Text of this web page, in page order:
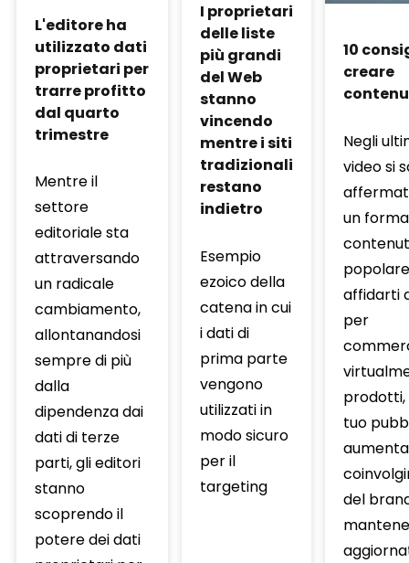
L'editore ha
utilizzato dati
proprietari per
trarre profitto
dal quarto
trimestre
Mentre il
settore
editoriale sta
attraversando
un radicale
cambiamento,
allontanandosi
sempre di più
dalla
dipendenza dai
dati di terze
parti, gli editori
stanno
scoprendo il
potere dei dati
I proprietari
delle liste
più grandi
del Web
stanno
vincendo
mentre i siti
tradizionali
restano
indietro
Esempio
ezoico della
catena in cui
i dati di
prima parte
vengono
utilizzati in
modo sicuro
per il
targeting
10
creare
Negli
video si
un
affidarti
per
prodotti,
tuo
del